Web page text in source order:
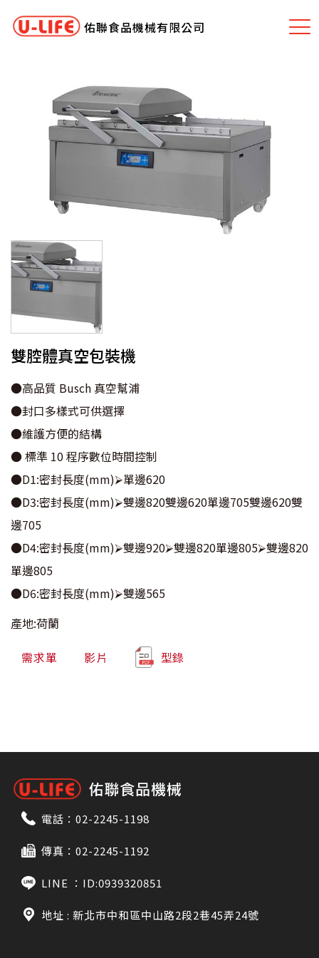
佑聯食品機械有限公司
雙腔體真空包裝機
●高品質 Busch 真空幫浦
●封口多樣式可供選擇
●維護方便的結構
● 標準 10 程序數位時間控制
●D1:密封長度(mm)⮚單邊620
●D3:密封長度(mm)⮚雙邊820雙邊620單邊705雙邊620雙
邊705
●D4:密封長度(mm)⮚雙邊920⮚雙邊820單邊805⮚雙邊820
單邊805
●D6:密封長度(mm)⮚雙邊565
產地:荷蘭
需求單 影片 型錄
電話： 02-2245-1198
傳真：02-2245-1192
LINE ： ID:0939320851
地址 : 新北市中和區中山路2段2巷45弄24號